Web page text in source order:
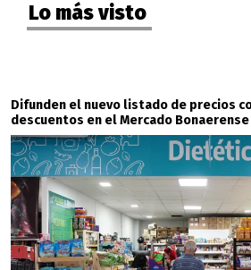
Lo más visto
Difunden el nuevo listado de precios
descuentos en el Mercado Bonaerense